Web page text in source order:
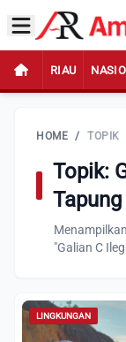
RIAU
HOME / TOPIK
Topik:
Tapung
"Galian C
LINGKUNGAN